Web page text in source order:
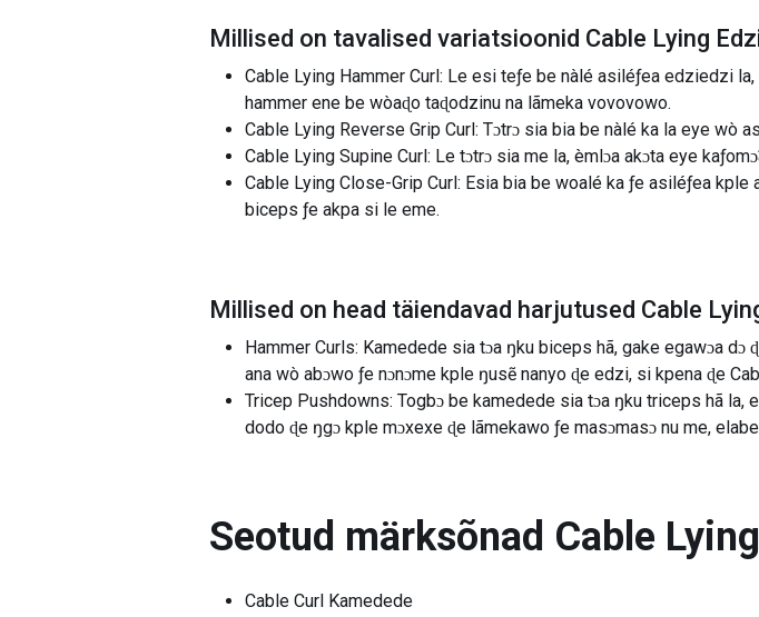
Millised on tavalised variatsioonid Cable Lying
Cable Lying Hammer Curl: Le esi teƒe be nàlé asiléƒea edziedzi
hammer ene be wòaɖo taɖodzinu na lãmeka vovovowo.
Cable Lying Reverse Grip Curl: Tɔtrɔ sia bia be nàlé ka la eye wò
Cable Lying Supine Curl: Le tɔtrɔ sia me la, èmlɔa akɔta eye
Cable Lying Close-Grip Curl: Esia bia be woalé ka ƒe asiléƒea
biceps ƒe akpa si le eme.
Millised on head täiendavad harjutused Cable
Hammer Curls: Kamedede sia tɔa ŋku biceps hã, gake egawɔa
ana wò abɔwo ƒe nɔnɔme kple ŋusẽ nanyo ɖe edzi, si kpena ɖe
Tricep Pushdowns: Togbɔ be kamedede sia tɔa ŋku triceps hã la,
dodo ɖe ŋgɔ kple mɔxexe ɖe lãmekawo ƒe masɔmasɔ nu me,
Seotud märksõnad Cable
Cable Curl Kamedede